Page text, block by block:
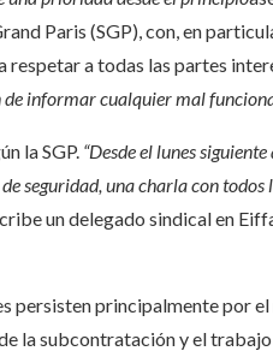
Paris (SGP), con, en
respetar a todas las partes
informar cualquier mal
la SGP. “Desde el lunes
seguridad, una charla con todos
un delegado sindical en
persisten principalmente por
la subcontratación y el